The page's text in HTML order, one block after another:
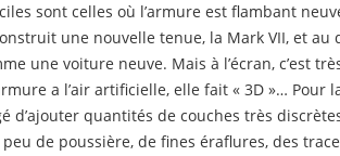
sont celles où l’armure est flambant
une nouvelle tenue, la Mark VII, et au
une voiture neuve. Mais à l’écran, c’est
a l’air artificielle, elle fait « 3D »… Pour
d’ajouter quantités de couches très
de poussière, de fines éraflures, des